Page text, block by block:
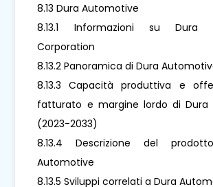
8.13 Dura Automotive
8.13.1 Informazioni su Dura
Corporation
8.13.2 Panoramica di Dura
8.13.3 Capacità produttiva e
fatturato e margine lordo di Dura
(2023-2033)
8.13.4 Descrizione del
Automotive
8.13.5 Sviluppi correlati a Dura